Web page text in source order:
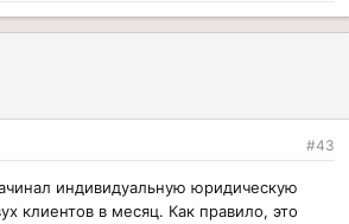
#43
индивидуальную юридическую
клиентов в месяц. Как правило, это